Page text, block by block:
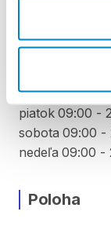
pondelok
utorok 09:00 -
štvrtok 09:00 -
piatok 09:00 -
sobota 09:00 -
nedeľa 09:00 -
Poloha